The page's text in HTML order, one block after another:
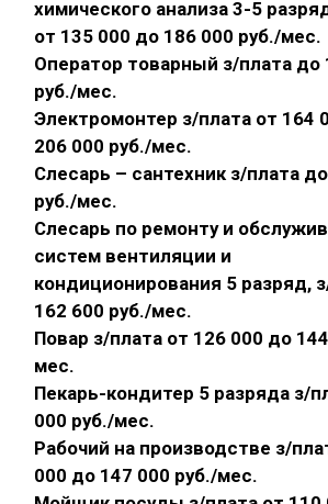
химического анализа 3-5
от 135 000 до 186 000 руб./мес.
Оператор товарный з/плата до
руб./мес.
Электромонтер з/плата от 164
206 000 руб./мес.
Слесарь – сантехник з/плата
руб./мес.
Слесарь по ремонту и
систем вентиляции и
кондиционирования 5 разряд,
162 600 руб./мес.
Повар з/плата от 126 000 до
мес.
Пекарь-кондитер 5 разряда з/
000 руб./мес.
Рабочий на производстве з/
000 до 147 000 руб./мес.